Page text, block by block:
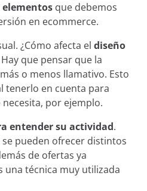
que debemos
en ecommerce.
¿Cómo afecta el diseño
que pensar que la
o menos llamativo. Esto
tenerlo en cuenta para
por ejemplo.
entender su actividad.
se pueden ofrecer distintos
de ofertas ya
una técnica muy utilizada